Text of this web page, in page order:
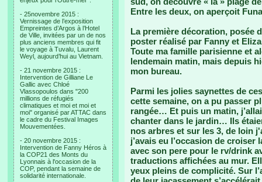
- 25novembre 2015 :
Vernissage de l’exposition
Empreintes d’Argos à l’Hotel
de Ville, invitées par un de nos
plus anciens membres qui fit
le voyage à Tuvalu, Laurent
Weyl, aujourd’hui au Vietnam.
- 21 novembre 2015 :
Intervention de Gilliane Le
Gallic avec Chloé
Vlassopoulos dans "200
millions de réfugiés
climatiques et moi et moi et
moi" organisé par ATTAC dans
le cadre du Festival Images
Mouvementées.
- 20 novembre 2015 :
Intervention de Fanny Héros à
la COP21 des Monts du
Lyonnais à l'occasion de la
COP, pendant la semaine de
solidarité internationale.
Entre les deux, on aperçoit
La première décoration, posée
poster réalisé par Fanny et
Toute ma famille parisienne et
lendemain matin, mais depuis
mon bureau.
Parmi les jolies saynettes de
cette semaine, on a pu passer
rangée… Et puis un matin,
chanter dans le jardin… Ils
nos arbres et sur les 3, de loin
j’avais eu l’occasion de
avec son pere pour le rv/drink
traductions affichées au mur.
yeux pleins de complicité. Sur